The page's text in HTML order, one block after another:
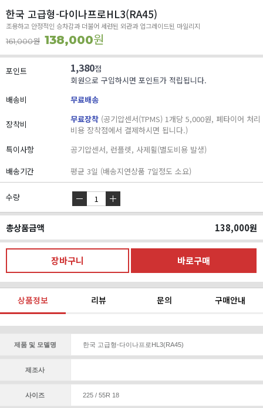
한국 고급형-다이나프로HL3(RA45)
조용하고 안정적인 승차감과 더불어 세련된 외관과 업그레이드된 마일리지
161,000원 138,000원
포인트 1,380점
회원으로 구입하시면 포인트가 적립됩니다.
배송비
무료배송
장착비 무료장착 (공기압센서(TPMS) 1개당 5,000원, 폐타이어 처리
비용 장착점에서 결제하시면 됩니다.)
특이사항
공기압센서, 런플렛, 사제휠(별도비용 발생)
배송기간
평균 3일 (배송지연상품 7일정도 소요)
수량
총상품금액 138,000원
상품정보 리뷰 문의 구매안내
제품 및 모델명 한국 고급형-다이나프로HL3(RA45)
제조사
사이즈 225 / 55R 18